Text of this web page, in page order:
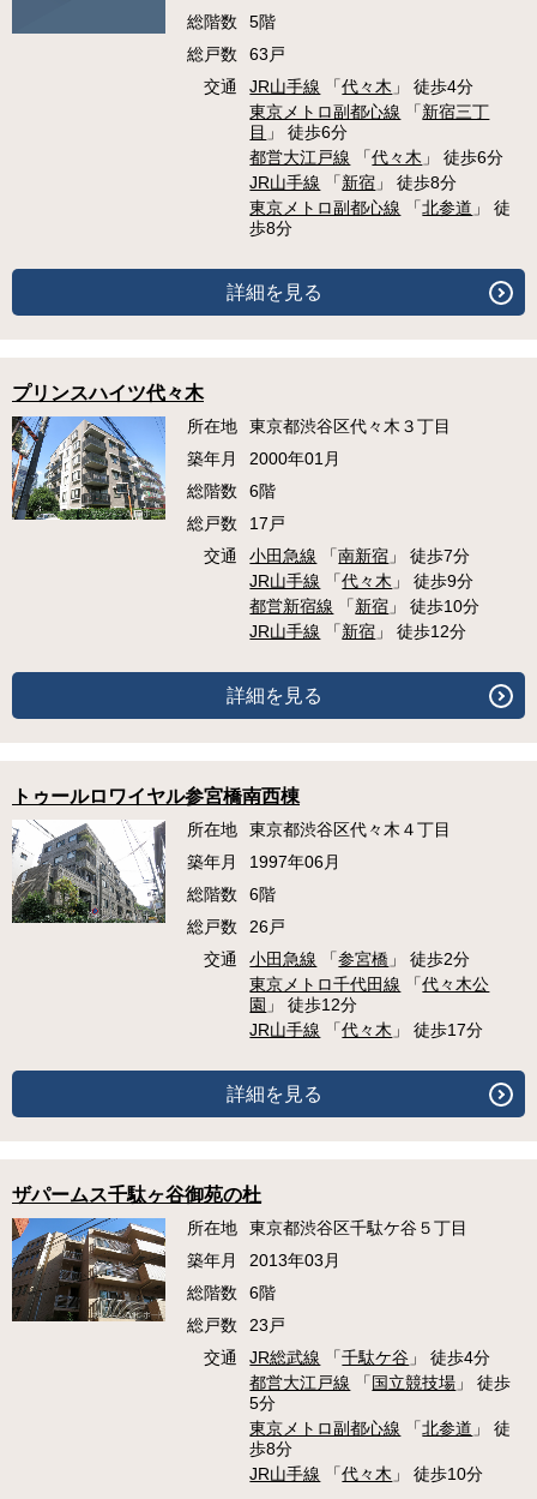
総階数
5階
総戸数
63戸
交通
JR山手線 「代々木 」 徒歩4分
東京メトロ副都心線 「新宿三丁
目 」 徒歩6分
都営大江戸線 「代々木 」 徒歩6分
JR山手線 「新宿 」 徒歩8分
東京メトロ副都心線 「北参道 」 徒
歩8分
詳細を見る
プリンスハイツ代々木
所在地
東京都渋谷区代々木３丁目
築年月
2000年01月
総階数
6階
総戸数
17戸
交通
小田急線 「南新宿 」 徒歩7分
JR山手線 「代々木 」 徒歩9分
都営新宿線 「新宿 」 徒歩10分
JR山手線 「新宿 」 徒歩12分
詳細を見る
トゥールロワイヤル参宮橋南西棟
所在地
東京都渋谷区代々木４丁目
築年月
1997年06月
総階数
6階
総戸数
26戸
交通
小田急線 「参宮橋 」 徒歩2分
東京メトロ千代田線 「代々木公
園 」 徒歩12分
JR山手線 「代々木 」 徒歩17分
詳細を見る
ザパームス千駄ヶ谷御苑の杜
所在地
東京都渋谷区千駄ケ谷５丁目
築年月
2013年03月
総階数
6階
総戸数
23戸
交通
JR総武線 「千駄ケ谷 」 徒歩4分
都営大江戸線 「 国立競技場 」 徒歩
5分
東京メトロ副都心線 「北参道 」 徒
歩8分
JR山手線 「代々木 」 徒歩10分